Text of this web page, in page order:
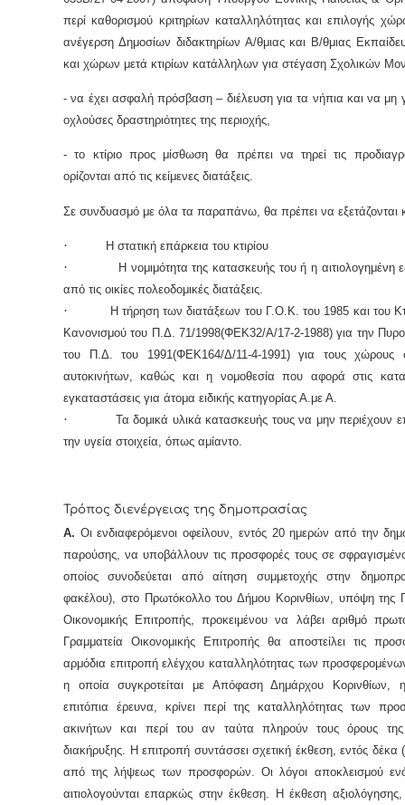
περί καθορισμού κριτηρίων καταλληλότητας και επιλογής
ανέγερση Δημοσίων διδακτηρίων Α/θμιας και Β/θμιας
και χώρων μετά κτιρίων κατάλληλων για στέγαση Σχολικών
- να έχει ασφαλή πρόσβαση – διέλευση για τα νήπια και να μη
οχλούσες δραστηριότητες της περιοχής,
- το κτίριο προς μίσθωση θα πρέπει να τηρεί τις
ορίζονται από τις κείμενες διατάξεις.
Σε συνδυασμό με όλα τα παραπάνω, θα πρέπει να εξετάζονται
· Η στατική επάρκεια του κτιρίου
·
Η νομιμότητα της κατασκευής του ή η αιτιολογημένη
από τις οικίες πολεοδομικές διατάξεις.
·
Η τήρηση των διατάξεων του Γ.Ο.Κ. του 1985 και του
Κανονισμού του Π.Δ. 71/1998(ΦΕΚ32/Α/17-2-1988) για την
του Π.Δ. του 1991(ΦΕΚ164/Δ/11-4-1991) για τους χώρους
αυτοκινήτων, καθώς και η νομοθεσία που αφορά στις
εγκαταστάσεις για άτομα ειδικής κατηγορίας Α.με Α.
·
Τα δομικά υλικά κατασκευής τους να μην περιέχουν
την υγεία στοιχεία, όπως αμίαντο.
Τρόπος διενέργειας της δημοπρασίας
Α. Οι ενδιαφερόμενοι οφείλουν, εντός 20 ημερών από την
παρούσης, να υποβάλλουν τις προσφορές τους σε
οποίος συνοδεύεται από αίτηση συμμετοχής στην
φακέλου), στο Πρωτόκολλο του Δήμου Κορινθίων, υπόψη της
Οικονομικής Επιτροπής, προκειμένου να λάβει αριθμό
Γραμματεία Οικονομικής Επιτροπής θα αποστείλει τις
αρμόδια επιτροπή ελέγχου καταλληλότητας των
η οποία συγκροτείται με Απόφαση Δημάρχου Κορινθίων,
επιτόπια έρευνα, κρίνει περί της καταλληλότητας των
ακινήτων και περί του αν ταύτα πληρούν τους όρους
διακήρυξης. Η επιτροπή συντάσσει σχετική έκθεση, εντός
από της λήψεως των προσφορών. Οι λόγοι αποκλεισμού
αιτιολογούνται επαρκώς στην έκθεση. Η έκθεση αξιολόγησης,